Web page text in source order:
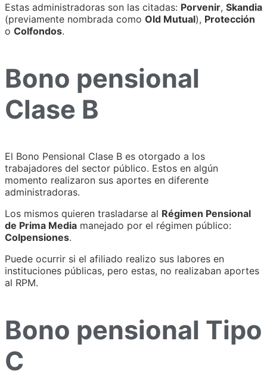
Estas administradoras son las citadas: Porvenir, Skandia
(previamente nombrada como Old Mutual), Protección
o Colfondos.
Bono pensional
Clase B
El Bono Pensional Clase B es otorgado a los
trabajadores del sector público. Estos en algún
momento realizaron sus aportes en diferente
administradoras.
Los mismos quieren trasladarse al Régimen Pensional
de Prima Media manejado por el régimen público:
Colpensiones.
Puede ocurrir si el afiliado realizo sus labores en
instituciones públicas, pero estas, no realizaban aportes
al RPM.
Bono pensional Tipo
C